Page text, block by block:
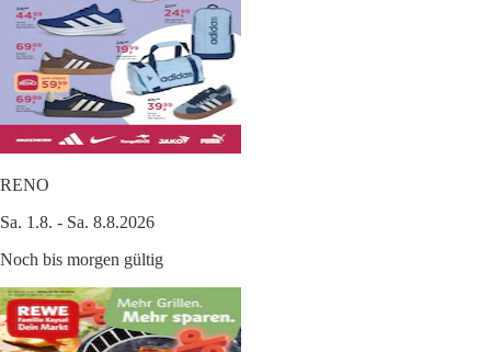
RENO
Sa. 1.8. - Sa. 8.8.2026
Noch bis morgen gültig